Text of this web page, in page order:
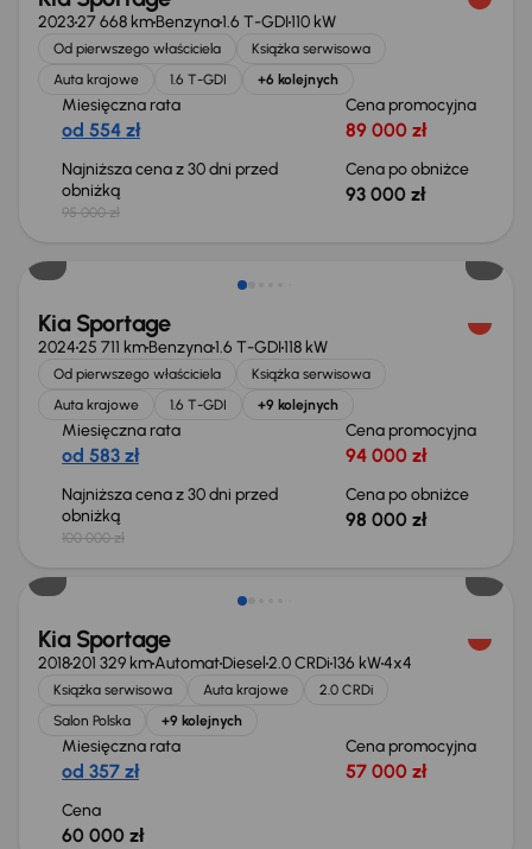
202327 668 kmBenzyna1.6 T-GDI110 kW
Od pierwszego właściciela
Książka serwisowa
Auta krajowe
1.6 T-GDI +6 kolejnych
Miesięczna rata
od 554 zł
Cena promocyjna
89 000 zł
Najniższa cena z 30 dni przed
obniżką
95 000 zł
Cena po obniżce
93 000 zł
Kia Sportage
202425 711 kmBenzyna1.6 T-GDI118 kW
Od pierwszego właściciela
Książka serwisowa
Auta krajowe
1.6 T-GDI +9 kolejnych
Miesięczna rata
od 583 zł
Cena promocyjna
94 000 zł
Najniższa cena z 30 dni przed
obniżką
100 000 zł
Cena po obniżce
98 000 zł
Kia Sportage
2018201 329 kmAutomatDiesel2.0 CRDi136 kW4x4
Książka serwisowa Auta krajowe
2.0 CRDi
Salon Polska
+9 kolejnych
Miesięczna rata
od 357 zł
Cena promocyjna
57 000 zł
Cena
60 000 zł